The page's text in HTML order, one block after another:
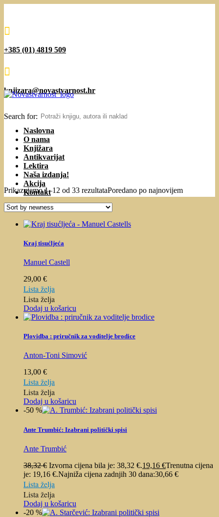

+385 (01) 4819 509

knjizara@novastvarnost.hr
Search for:
Naslovna
O nama
Knjižara
Antikvarijat
Lektira
Naša izdanja!
Akcija
Kontakt
Prikazujemo 1–12 od 33 rezultataPoredano po najnovijem
Kraj tisućljeća
Manuel Castell
29,00 €
Lista želja
Lista želja
Dodaj u košaricu
Plovidba : priručnik za voditelje brodice
Anton-Toni Simović
13,00 €
Lista želja
Lista želja
Dodaj u košaricu
-50 %
Ante Trumbić: Izabrani politički spisi
Ante Trumbić
38,32€ Izvorna cijena bila je: 38,32 €.19,16 €Trenutna cijena
je: 19,16 €.Najniža cijena zadnjih 30 dana:30,66 €
Lista želja
Lista želja
Dodaj u košaricu
-20 %